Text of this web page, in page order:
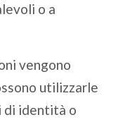
o a
vengono
utilizzarle
di identità o